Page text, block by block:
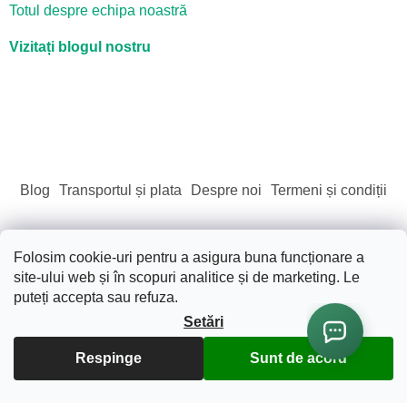
Folosim cookie-uri pentru a asigura buna funcționare a
site-ului web și în scopuri analitice și de marketing. Le
puteți accepta sau refuza.
Setări
Respinge Sunt de acord
Totul despre echipa noastră
Vizitați blogul nostru
Blog Transportul și plata Despre noi Termeni și condiții
Creat de Shoptet
Drepturi de autor 2026Sãnãtate. Frumusete. Natura..
Toate drepturile rezervate.
Editați setările cookie-urilor